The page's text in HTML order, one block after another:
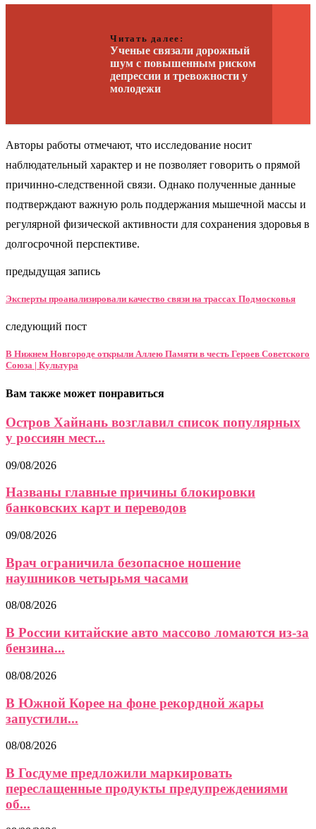
Читать далее:
Ученые связали дорожный
шум с повышенным риском
депрессии и тревожности у
молодежи
Авторы работы отмечают, что исследование носит
наблюдательный характер и не позволяет говорить о прямой
причинно-следственной связи. Однако полученные данные
подтверждают важную роль поддержания мышечной массы и
регулярной физической активности для сохранения здоровья в
долгосрочной перспективе.
предыдущая запись
Эксперты проанализировали качество связи на трассах Подмосковья
следующий пост
В Нижнем Новгороде открыли Аллею Памяти в честь Героев Советского
Союза | Культура
Вам также может понравиться
Остров Хайнань возглавил список популярных
у россиян мест...
09/08/2026
Названы главные причины блокировки
банковских карт и переводов
09/08/2026
Врач ограничила безопасное ношение
наушников четырьмя часами
08/08/2026
В России китайские авто массово ломаются из-за
бензина...
08/08/2026
В Южной Корее на фоне рекордной жары
запустили...
08/08/2026
В Госдуме предложили маркировать
переслащенные продукты предупреждениями
об...